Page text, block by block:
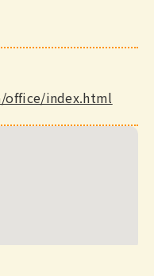
office/index.html